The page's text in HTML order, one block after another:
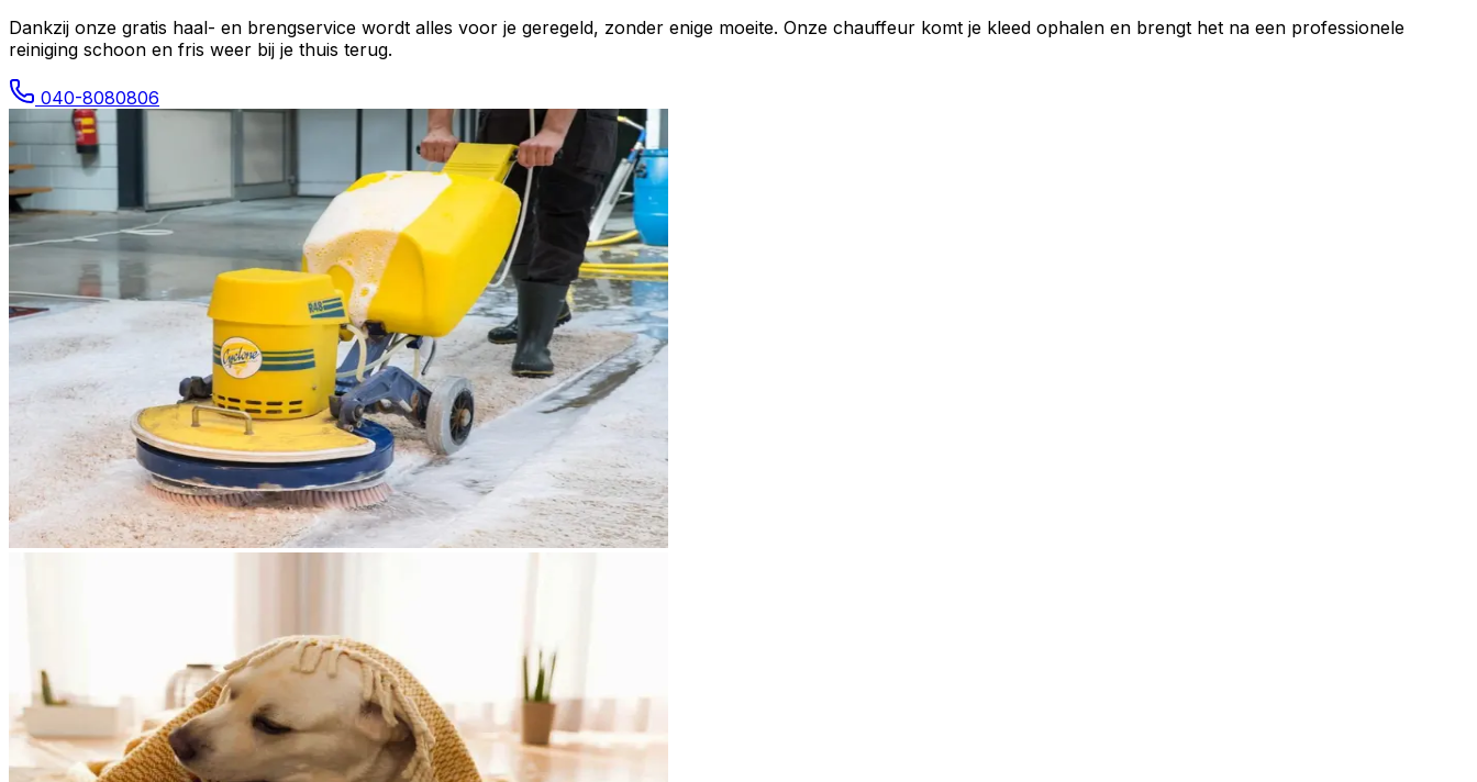
Dankzij onze gratis haal- en brengservice wordt alles voor je geregeld, zonder enige moeite. Onze chauffeur komt je kleed ophalen en brengt het na een professionele
reiniging schoon en fris weer bij je thuis terug.
040-8080806